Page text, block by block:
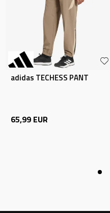
adidas TECHESS PANT
65,99 EUR